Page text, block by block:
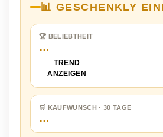
📊 GESCHENKLY
🏆 BELIEBTHEIT
…
TREND
ANZEIGEN
🛒 KAUFWUNSCH · 30 TAGE
…